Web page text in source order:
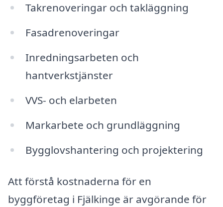
Takrenoveringar och takläggning
Fasadrenoveringar
Inredningsarbeten och
hantverkstjänster
VVS- och elarbeten
Markarbete och grundläggning
Bygglovshantering och projektering
Att förstå kostnaderna för en
byggföretag i Fjälkinge är avgörande för